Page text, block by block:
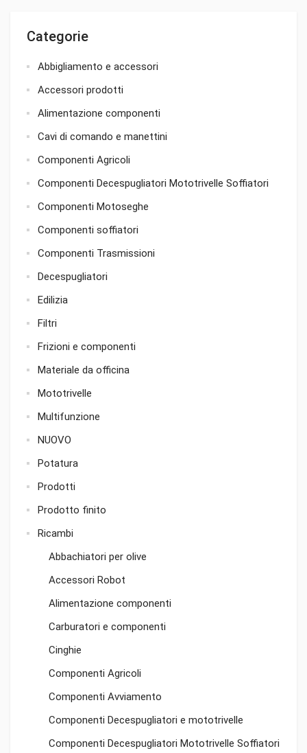
Categorie
Abbigliamento e accessori
Accessori prodotti
Alimentazione componenti
Cavi di comando e manettini
Componenti Agricoli
Componenti Decespugliatori Mototrivelle Soffiatori
Componenti Motoseghe
Componenti soffiatori
Componenti Trasmissioni
Decespugliatori
Edilizia
Filtri
Frizioni e componenti
Materiale da officina
Mototrivelle
Multifunzione
NUOVO
Potatura
Prodotti
Prodotto finito
Ricambi
Abbachiatori per olive
Accessori Robot
Alimentazione componenti
Carburatori e componenti
Cinghie
Componenti Agricoli
Componenti Avviamento
Componenti Decespugliatori e mototrivelle
Componenti Decespugliatori Mototrivelle Soffiatori